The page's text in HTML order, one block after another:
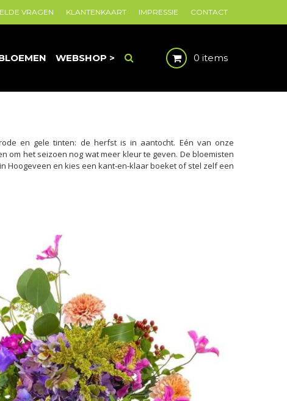
WEBSHOP >
VRAGEN KLANTENKAART IMPRESSIE CONTACT
0 items
en gele tinten: de herfst is in aantocht. Eén van onze
om het seizoen nog wat meer kleur te geven. De bloemisten
Hoogeveen en kies een kant-en-klaar boeket of stel zelf een